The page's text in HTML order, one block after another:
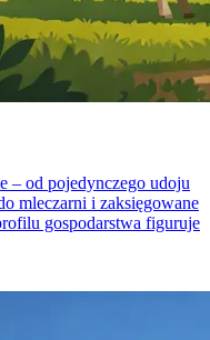
– od pojedynczego udoju
mleczarni i zaksięgowane
gospodarstwa figuruje